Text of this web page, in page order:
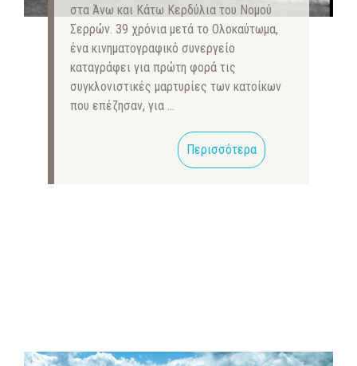
στα Άνω και Κάτω Κερδύλια του Νομού
Σερρών. 39 χρόνια μετά το Ολοκαύτωμα,
ένα κινηματογραφικό συνεργείο
καταγράφει για πρώτη φορά τις
συγκλονιστικές μαρτυρίες των κατοίκων
που επέζησαν, για …
Περισσότερα